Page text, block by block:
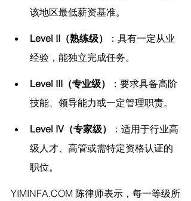
该地区最低薪资基准。
Level II（熟练级）
：具有一定从业
经验，能独立完成任务。
Level III（专业级）
：要求具备高阶
技能、领导能力或一定管理职责。
Level IV（专家级）
：适用于行业高
级人才、高管或需特定资格认证的
职位。
YIMINFA.COM 陈律师表示， 每一等级所